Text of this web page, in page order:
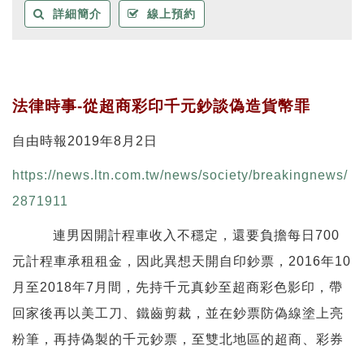
詳細簡介 線上預約
法律時事-從超商彩印千元鈔談偽造貨幣罪
自由時報2019年8月2日
https://news.ltn.com.tw/news/society/breakingnews/
2871911
連男因開計程車收入不穩定，還要負擔每日700
元計程車承租租金，因此異想天開自印鈔票，2016年10
月至2018年7月間，先持千元真鈔至超商彩色影印，帶
回家後再以美工刀、鐵齒剪裁，並在鈔票防偽線塗上亮
粉筆，再持偽製的千元鈔票，至雙北地區的超商、彩券